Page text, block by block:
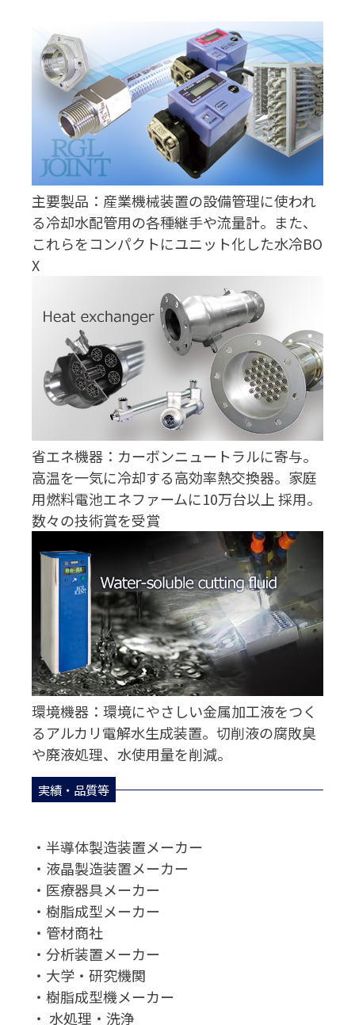
主要製品：産業機械装置の設備管理に使われ
る冷却水配管用の各種継手や流量計。また、
これらをコンパクトにユニット化した水冷BO
X
省エネ機器：カーボンニュートラルに寄与。
高温を一気に冷却する高効率熱交換器。家庭
用燃料電池エネファームに10万台以上 採用。
数々の技術賞を受賞
環境機器：環境にやさしい金属加工液をつく
るアルカリ電解水生成装置。切削液の腐敗臭
や廃液処理、水使用量を削減。
実績・品質等
・半導体製造装置メーカー
・液晶製造装置メーカー
・医療器具メーカー
・樹脂成型メーカー
・管材商社
・分析装置メーカー
・大学・研究機関
・樹脂成型機メーカー
・ 水処理・洗浄